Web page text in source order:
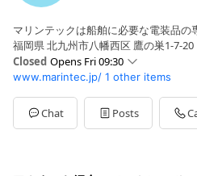
マリンテックは船舶に必要な電装品の
福岡県 北九州市八幡西区 鷹の巣1-7-20
Closed Opens Fri 09:30
SunClosed
Mon09:30 - 17:00
Tue09:30 - 17:00
Wed09:30 - 17:00
Closed
www.marintec.jp/ 1 other items
Chat Posts